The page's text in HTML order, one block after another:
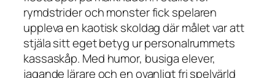
rymdstrider och monster fick spelaren
uppleva en kaotisk skoldag där målet var att
stjäla sitt eget betyg ur personalrummets
kassaskåp. Med humor, busiga elever,
jagande lärare och en ovanligt fri spelvärld